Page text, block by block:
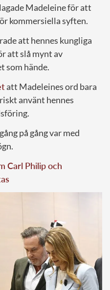
Madeleine för att
kommersiella syften.
att hennes kungliga
att slå mynt av
som hände.
att Madeleines ord bara
använt hennes
på gång var med
Carl Philip och